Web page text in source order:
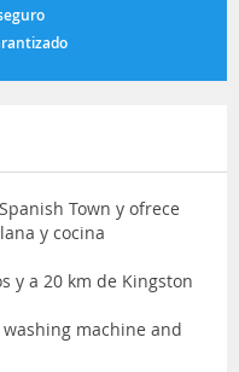
Town y ofrece
y cocina
y a 20 km de Kingston
machine and